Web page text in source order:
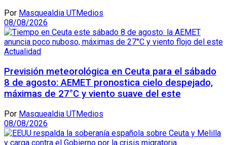
Por Masquealdia UTMedios
08/08/2026
Actualidad
Previsión meteorológica en Ceuta para el sábado
8 de agosto: AEMET pronostica cielo despejado,
máximas de 27°C y viento suave del este
Por Masquealdia UTMedios
08/08/2026